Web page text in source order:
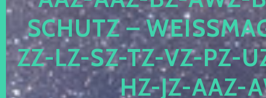
CHUTZ –
-LZ-SZ-TZ-VZ-PZ-UZ-
-JZ-AAZ-